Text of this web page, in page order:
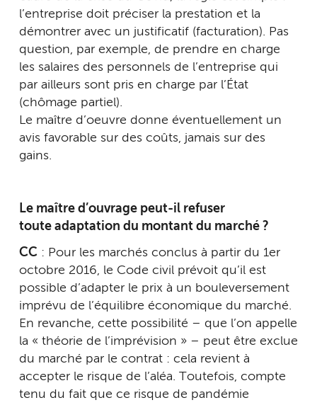
l’entreprise doit préciser la prestation et la
démontrer avec un justificatif (facturation). Pas
question, par exemple, de prendre en charge
les salaires des personnels de l’entreprise qui
par ailleurs sont pris en charge par l’État
(chômage partiel).
Le maître d’oeuvre donne éventuellement un
avis favorable sur des coûts, jamais sur des
gains.
Le maître d’ouvrage peut-il refuser
toute adaptation du montant du marché ?
CC : Pour les marchés conclus à partir du 1er
octobre 2016, le Code civil prévoit qu’il est
possible d’adapter le prix à un bouleversement
imprévu de l’équilibre économique du marché.
En revanche, cette possibilité – que l’on appelle
la « théorie de l’imprévision » – peut être exclue
du marché par le contrat : cela revient à
accepter le risque de l’aléa. Toutefois, compte
tenu du fait que ce risque de pandémie